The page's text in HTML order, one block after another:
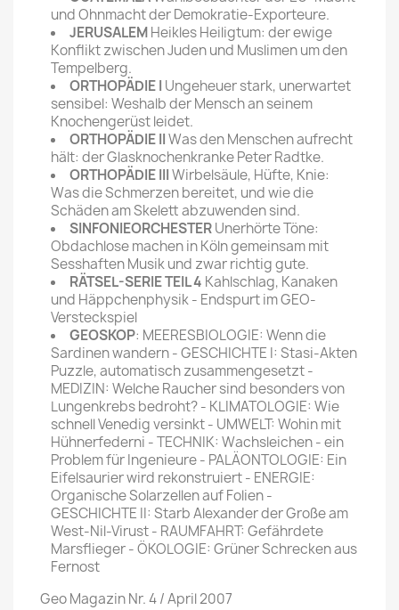
und Ohnmacht der Demokratie-Exporteure.
JERUSALEMHeikles Heiligtum: der ewige
Konflikt zwischen Juden und Muslimen um den
Tempelberg.
ORTHOPÄDIE I Ungeheuer stark, unerwartet
sensibel: Weshalb der Mensch an seinem
Knochengerüst leidet.
ORTHOPÄDIE IIWas den Menschen aufrecht
hält: der Glasknochenkranke Peter Radtke.
ORTHOPÄDIE IIIWirbelsäule, Hüfte, Knie:
Was die Schmerzen bereitet, und wie die
Schäden am Skelett abzuwenden sind.
SINFONIEORCHESTERUnerhörte Töne:
Obdachlose machen in Köln gemeinsam mit
Sesshaften Musik­ und zwar richtig gute.
RÄTSEL-SERIE TEIL 4 Kahlschlag, Kanaken
und Häppchen­physik - Endspurt im GEO-
Versteckspiel
GEOSKOP: MEERESBIOLOGIE: Wenn die
Sardinen wandern - GESCHICHTE I: Stasi-Akten
­Puzzle, automatisch zusammengesetzt -
MEDIZIN: Welche Raucher sind besonders von
Lungenkrebs bedroht? - KLIMATO­LOGIE: Wie
schnell Venedig versinkt - UMWELT: Wohin mit
Hühnerfederni - TECHNIK: Wachsleichen - ein
Problem für Ingenieure - PALÄONTOLOGIE: Ein
Eifelsaurier wird rekonstruiert - ENER­GIE:
Organische Solarzellen auf Folien -
GESCHICHTE II: Starb Alexander der Große am
West-Nil-Virust - RAUMFAHRT: Gefährdete
Marsflieger - ÖKOLOGIE: Grüner Schrecken aus
Fernost
Geo Magazin Nr. 4 / April 2007